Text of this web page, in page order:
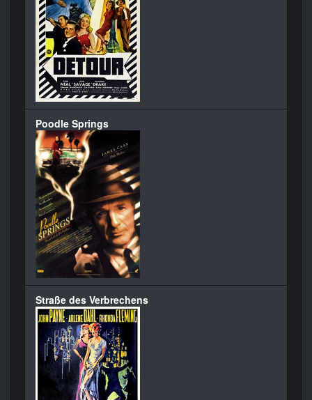
Poodle Springs
Straße des Verbrechens